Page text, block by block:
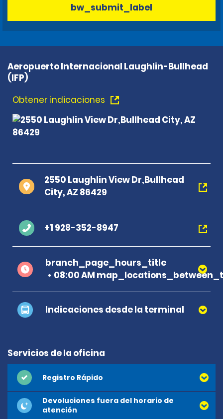
bw_submit_label
Aeropuerto Internacional Laughlin-Bullhead
(IFP)
Obtener indicaciones
2550 Laughlin View Dr,Bullhead
City, AZ 86429
+1 928-352-8947
branch_page_hours_title
08:00 AM
Indicaciones desde la terminal
Servicios de la oficina
Registro Rápido
Devoluciones fuera del horario de
atención